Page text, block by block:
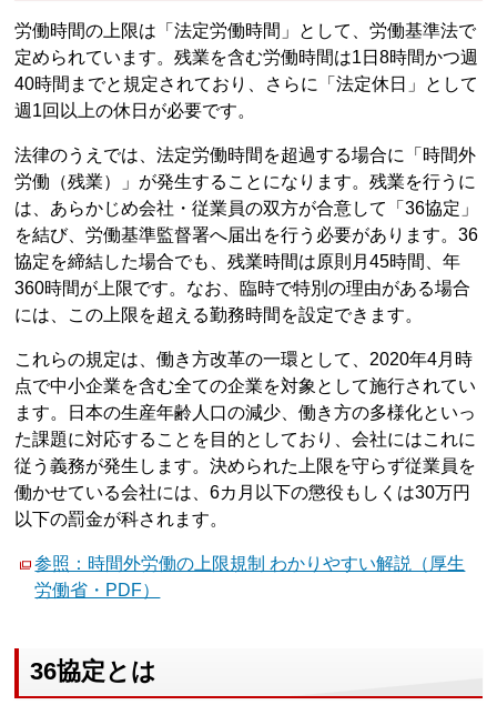
労働時間の上限は「法定労働時間」として、労働基準法で
定められています。残業を含む労働時間は1日8時間かつ週
40時間までと規定されており、さらに「法定休日」として
週1回以上の休日が必要です。
法律のうえでは、法定労働時間を超過する場合に「時間外
労働（残業）」が発生することになります。残業を行うに
は、あらかじめ会社・従業員の双方が合意して「36協定」
を結び、労働基準監督署へ届出を行う必要があります。36
協定を締結した場合でも、残業時間は原則月45時間、年
360時間が上限です。なお、臨時で特別の理由がある場合
には、この上限を超える勤務時間を設定できます。
これらの規定は、働き方改革の一環として、2020年4月時
点で中小企業を含む全ての企業を対象として施行されてい
ます。日本の生産年齢人口の減少、働き方の多様化といっ
た課題に対応することを目的としており、会社にはこれに
従う義務が発生します。決められた上限を守らず従業員を
働かせている会社には、6カ月以下の懲役もしくは30万円
以下の罰金が科されます。
参照：時間外労働の上限規制 わかりやすい解説（厚生
労働省・PDF）
36協定とは